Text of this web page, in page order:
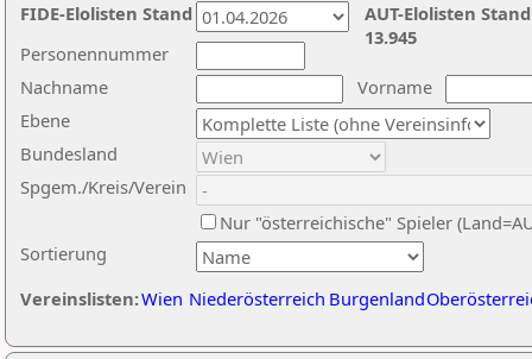
Nachname
Vorname
Ebene
Sortierung
Personennummer
Bundesland
Spgem./Kreis/Verein
Nur "österreichische" Spieler
Vereinslisten:Wien Niederösterreich Burgenland
AUT-Elolisten
13.945
FIDE-Elolisten Stand